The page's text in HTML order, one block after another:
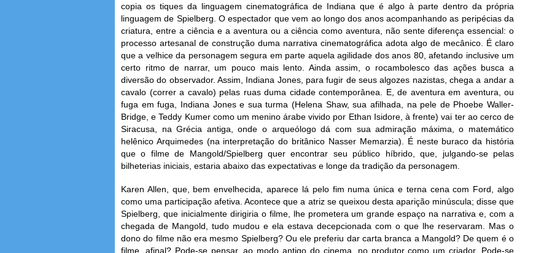
copia os tiques da linguagem cinematográfica de Indiana que é algo à parte dentro da própria
linguagem de Spielberg. O espectador que vem ao longo dos anos acompanhando as peripécias da
criatura, entre a ciência e a aventura ou a ciência como aventura, não sente diferença essencial: o
processo artesanal de construção duma narrativa cinematográfica adota algo de mecânico. É claro
que a velhice da personagem segura em parte aquela agilidade dos anos 80, afetando inclusive um
certo ritmo de narrar, um pouco mais lento. Ainda assim, o rocambolesco das ações busca a
diversão do observador. Assim, Indiana Jones, para fugir de seus algozes nazistas, chega a andar a
cavalo (correr a cavalo) pelas ruas duma cidade contemporânea. E, de aventura em aventura, ou
fuga em fuga, Indiana Jones e sua turma (Helena Shaw, sua afilhada, na pele de Phoebe Waller-
Bridge, e Teddy Kumer como um menino árabe vivido por Ethan Isidore, à frente) vai ter ao cerco de
Siracusa, na Grécia antiga, onde o arqueólogo dá com sua admiração máxima, o matemático
helênico Arquimedes (na interpretação do britânico Nasser Memarzia). É neste buraco da história
que o filme de Mangold/Spielberg quer encontrar seu público híbrido, que, julgando-se pelas
bilheterias iniciais, estaria abaixo das expectativas e longe da tradição da personagem.
Karen Allen, que, bem envelhecida, aparece lá pelo fim numa única e terna cena com Ford, algo
como uma participação afetiva. Acontece que a atriz se queixou desta aparição minúscula; disse que
Spielberg, que inicialmente dirigiria o filme, lhe prometera um grande espaço na narrativa e, com a
chegada de Mangold, tudo mudou e ela estava decepcionada com o que lhe reservaram. Mas o
dono do filme não era mesmo Spielberg? Ou ele preferiu dar carta branca a Mangold? De quem é o
filme, afinal? Pode-se pensar, ao modo antigo do cinema, no produtor como um criador. Pode-se